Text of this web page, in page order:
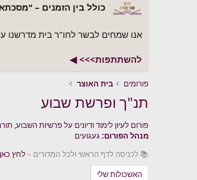
כולל בין הזמנים –
אנו שמחים לבשר לחו"ר בית מדרשנו
להשתתפות>>> ◀
פורומים בית האוצר
תנ"ך ופרשת שבוע
פורום לעיון לימוד ודיונים על פרשיות השבוע,
מנהל הפורום: געגועים
📚 לכניסה לדף הראשי ולכל המדורים –לחץ כאן
האשכולות שלי